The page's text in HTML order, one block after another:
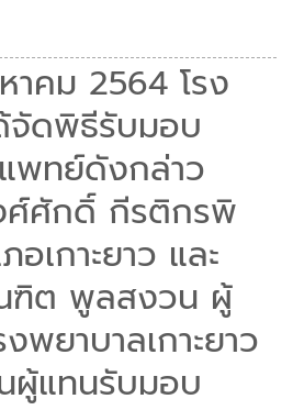
คม 2564 โรง
จัดพิธีรับมอบ
พทย์ดังกล่าว
ศ์ศักดิ์ กีรติกรพิ
อเกาะยาว และ
ฑิต พูลสงวน ผู้
พยาบาลเกาะยาว
แทนรับมอบ